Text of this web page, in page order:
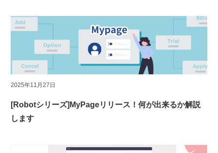
2025年11月27日
[Robotシリーズ]MyPageリリース！何が出来るか解説
します